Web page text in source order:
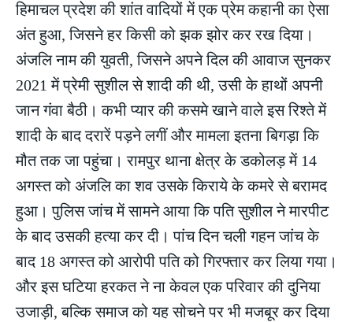
हिमाचल प्रदेश की शांत वादियों में एक प्रेम कहानी का ऐसा
अंत हुआ, जिसने हर किसी को झक झोर कर रख दिया।
अंजलि नाम की युवती, जिसने अपने दिल की आवाज सुनकर
2021 में प्रेमी सुशील से शादी की थी, उसी के हाथों अपनी
जान गंवा बैठी। कभी प्यार की कसमे खाने वाले इस रिश्ते में
शादी के बाद दरारें पड़ने लगीं और मामला इतना बिगड़ा कि
मौत तक जा पहुंचा। रामपुर थाना क्षेत्र के डकोलड़ में 14
अगस्त को अंजलि का शव उसके किराये के कमरे से बरामद
हुआ। पुलिस जांच में सामने आया कि पति सुशील ने मारपीट
के बाद उसकी हत्या कर दी। पांच दिन चली गहन जांच के
बाद 18 अगस्त को आरोपी पति को गिरफ्तार कर लिया गया।
और इस घटिया हरकत ने ना केवल एक परिवार की दुनिया
उजाड़ी, बल्कि समाज को यह सोचने पर भी मजबूर कर दिया